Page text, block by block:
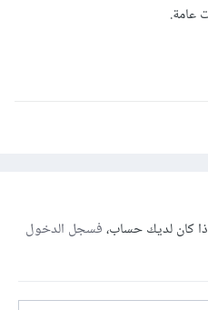
كان لديك حساب،فسجل الدخول